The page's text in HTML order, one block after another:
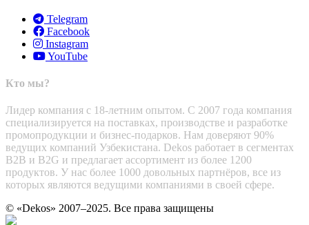
Telegram
Facebook
Instagram
YouTube
Кто мы?
Лидер компания с 18-летним опытом. С 2007 года компания
специализируется на поставках, производстве и разработке
промопродукции и бизнес-подарков. Нам доверяют 90%
ведущих компаний Узбекистана. Dekos работает в сегментах
B2B и B2G и предлагает ассортимент из более 1200
продуктов. У нас более 1000 довольных партнёров, все из
которых являются ведущими компаниями в своей сфере.
© «Dekos» 2007–2025. Все права защищены